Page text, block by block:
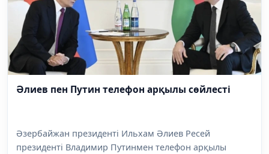
Әлиев пен Путин телефон арқылы сөйлесті
Әзербайжан президенті Ильхам Әлиев Ресей
президенті Владимир Путинмен телефон арқылы